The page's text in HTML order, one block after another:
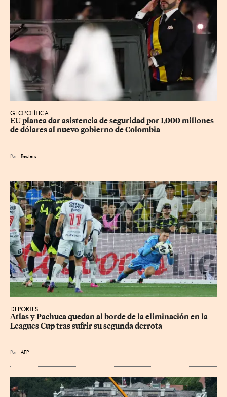
GEOPOLÍTICA
EU planea dar asistencia de seguridad por 1,000 millones
de dólares al nuevo gobierno de Colombia
Por Reuters
DEPORTES
Atlas y Pachuca quedan al borde de la eliminación en la
Leagues Cup tras sufrir su segunda derrota
Por AFP